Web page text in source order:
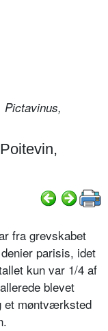
Pictavinus,
fra grevskabet
parisis, idet
kun var 1/4 af
blevet
et møntværksted